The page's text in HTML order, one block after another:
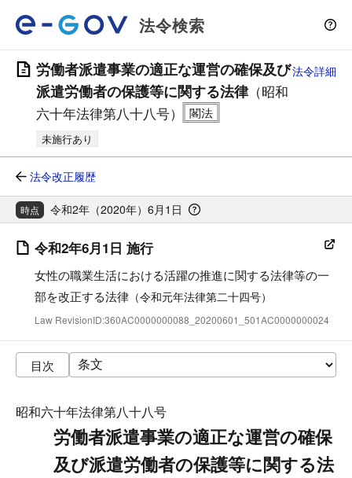
法令検索
労働者派遣事業の適正な運営の確保及び
派遣労働者の保護等に関する法律（昭和
六十年法律第八十八号）
未施行あり
法令詳細
法令改正履歴
時点 令和2年（2020年）6月1日
令和2年6月1日 施行
女性の職業生活における活躍の推進に関する法律等の一
部を改正する法律 （令和元年法律第二十四号）
Law RevisionID:360AC0000000088_20200601_501AC0000000024
目次
昭和六十年法律第八十八号
労働者派遣事業の適正な運営の確保
及び派遣労働者の保護等に関する法